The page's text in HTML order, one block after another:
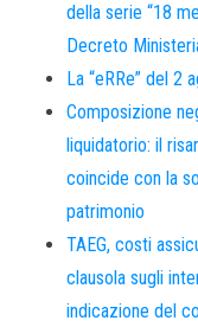
della serie “18
Decreto
La “eRRe” del 2
Composizione
liquidatorio: il
coincide con la
patrimonio
TAEG, costi
clausola sugli
indicazione del